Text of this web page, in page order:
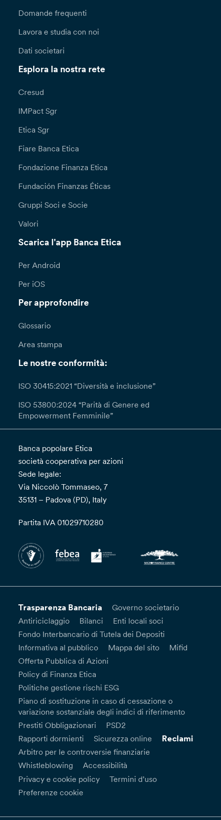
Domande frequenti
Lavora e studia con noi
Dati societari
Esplora la nostra rete
Cresud
IMPact Sgr
Etica Sgr
Fiare Banca Etica
Fondazione Finanza Etica
Fundación Finanzas Éticas
Gruppi Soci e Socie
Valori
Scarica l'app Banca Etica
Per Android
Per iOS
Per approfondire
Glossario
Area stampa
Le nostre conformità:
ISO 30415:2021 “Diversità e inclusione”
ISO 53800:2024 “Parità di Genere ed
Empowerment Femminile”
Banca popolare Etica
società cooperativa per azioni
Sede legale:
Via Niccolò Tommaseo, 7
35131 – Padova (PD), Italy
Partita IVA 01029710280
Trasparenza Bancaria
Governo societario
Antiriciclaggio
Bilanci
Enti locali soci
Fondo Interbancario di Tutela dei Depositi
Informativa al pubblico
Mappa del sito
Mifid
Offerta Pubblica di Azioni
Policy di Finanza Etica
Politiche gestione rischi ESG
Piano di sostituzione in caso di cessazione o
variazione sostanziale degli indici di riferimento
Prestiti Obbligazionari
PSD2
Rapporti dormienti
Sicurezza online Reclami
Arbitro per le controversie finanziarie
Whistleblowing
Accessibilità
Privacy e cookie policy
Termini d’uso
Preferenze cookie